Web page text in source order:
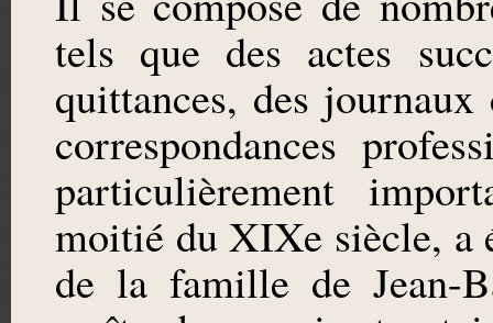
tels que des actes
quittances, des
correspondances
particulièrement
moitié du XIXe siècle, a
de la famille de Jean-